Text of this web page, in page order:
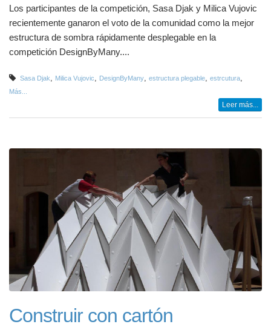
Los participantes de la competición, Sasa Djak y Milica Vujovic
recientemente ganaron el voto de la comunidad como la mejor
estructura de sombra rápidamente desplegable en la
competición DesignByMany....
Sasa Djak, Milica Vujovic, DesignByMany, estructura plegable, estrcutura,
Más...
Leer más...
Construir con cartón